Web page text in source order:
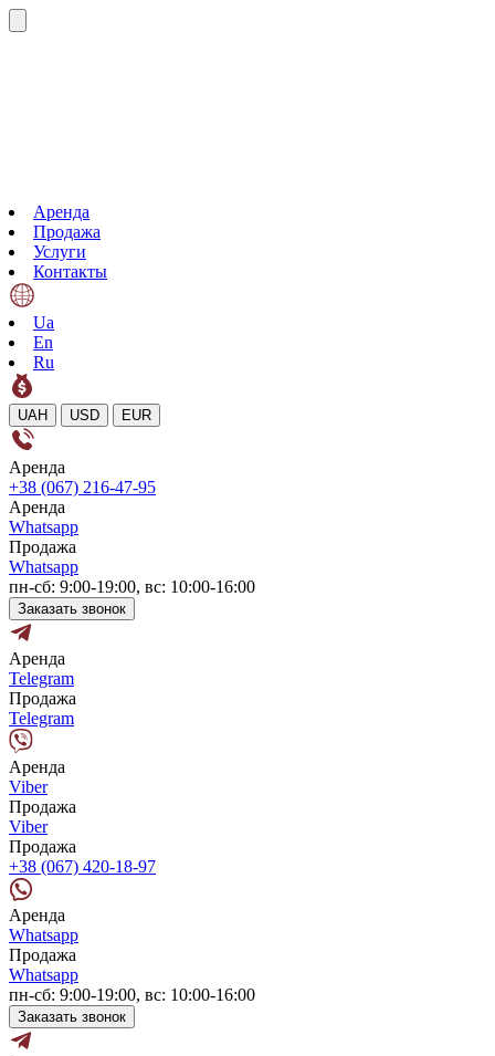
Аренда
Продажа
Услуги
Контакты
Ua
En
Ru
UAH USD EUR
Аренда
+38 (067) 216-47-95
Аренда
Whatsapp
Продажа
Whatsapp
пн-сб: 9:00-19:00, вс: 10:00-16:00
Заказать звонок
Аренда
Telegram
Продажа
Telegram
Аренда
Viber
Продажа
Viber
Продажа
+38 (067) 420-18-97
Аренда
Whatsapp
Продажа
Whatsapp
пн-сб: 9:00-19:00, вс: 10:00-16:00
Заказать звонок